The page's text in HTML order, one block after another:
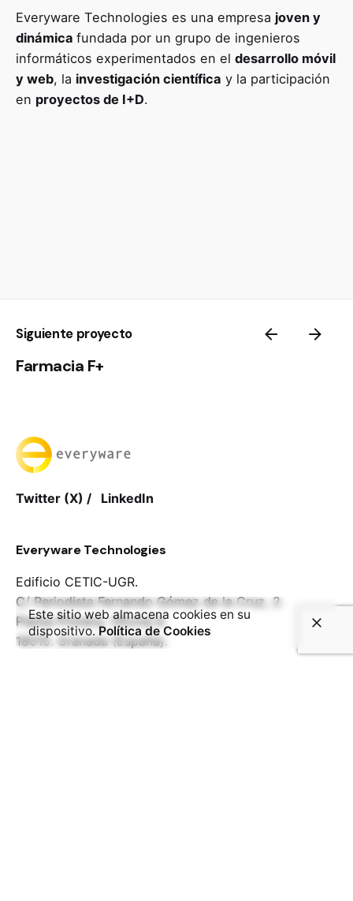
Everyware Technologies es una empresa joven y
dinámica fundada por un grupo de ingenieros
informáticos experimentados en el desarrollo móvil
y web, la investigación científica y la participación
en proyectos de I+D.
Siguiente proyecto
Farmacia F+
Twitter (X) / LinkedIn
Everyware Technologies
Edificio CETIC-UGR.
C/ Periodista Fernando Gómez de la Cruz, 2.
Planta Primera, Oficina 6.
18015. Granada (España).
Este sitio web almacena cookies en su
dispositivo.Política de Cookies